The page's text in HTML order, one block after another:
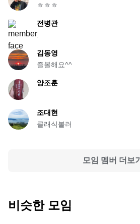
ㅎㅎㅎ
전병관
.
김동영
즐볼해요^^
양조훈
조대현
클래식볼러
모임 멤버 더보기
비슷한 모임